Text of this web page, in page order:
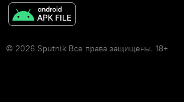
© 2026 Sputnik Все права защищены. 18+